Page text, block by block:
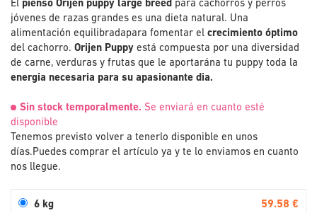
El pienso Orijen puppy large breed para cachorros y perros
jóvenes de razas grandes es una dieta natural. Una
alimentación equilibradapara fomentar el crecimiento óptimo
del cachorro. Orijen Puppy está compuesta por una diversidad
de carne, verduras y frutas que le aportarána tu puppy toda la
energia necesaria para su apasionante dia.
Sin stock temporalmente. Se enviará en cuanto esté
disponible
Tenemos previsto volver a tenerlo disponible en unos
días.Puedes comprar el artículo ya y te lo enviamos en cuanto
nos llegue.
6 kg 59.58 €
de
la
galería
de
imágenes